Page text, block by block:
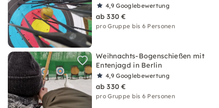
4,9Googlebewertung
ab 330 €
pro Gruppe bis 6 Personen
Weihnachts-Bogenschießen mit
Entenjagd in Berlin
4,9Googlebewertung
ab 330 €
pro Gruppe bis 6 Personen